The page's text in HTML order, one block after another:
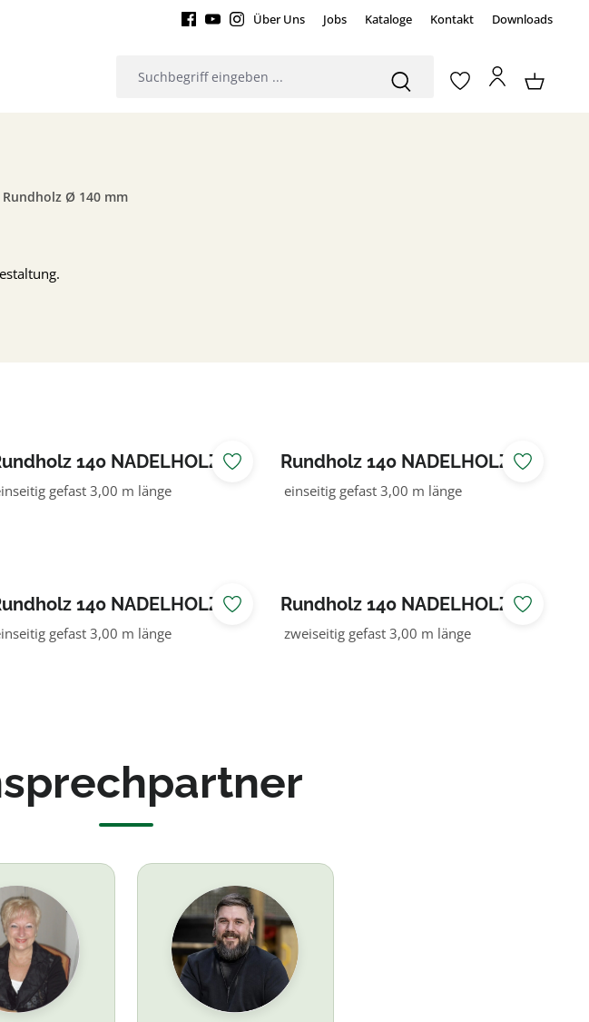
Über Uns Jobs Kataloge Kontakt Downloads
Rundholz Ø 140 mm
140 NADELHOLZ
gefast 3,00 m länge
Rundholz 140 NADELHOLZ
KDI braun
einseitig gefast 3,00 m länge
140 NADELHOLZ
grüngefast 3,00 m länge
Rundholz 140 NADELHOLZ
KDI grün
zweiseitig gefast 3,00 m länge